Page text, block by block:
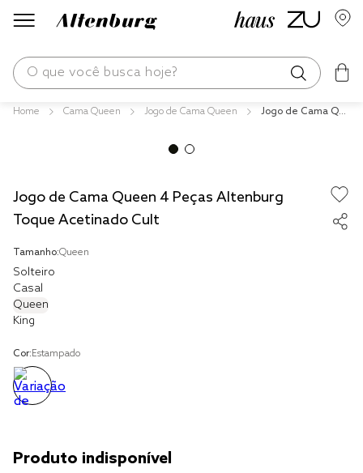
O que você busca hoje?
Cama Queen Jogo de Cama Queen
Jogo de Cama Qu
Jogo de Cama Queen 4 Peças Altenburg
Toque Acetinado Cult
Tamanho:Queen
Solteiro
Casal
Queen
King
Cor:Estampado
travesseiro
solteiro king
cobre leito
tencel
jogo cama